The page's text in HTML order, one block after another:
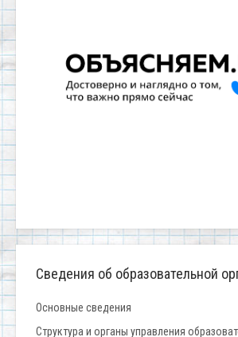
Сведения об образовательной
Основные сведения
Структура и органы управления